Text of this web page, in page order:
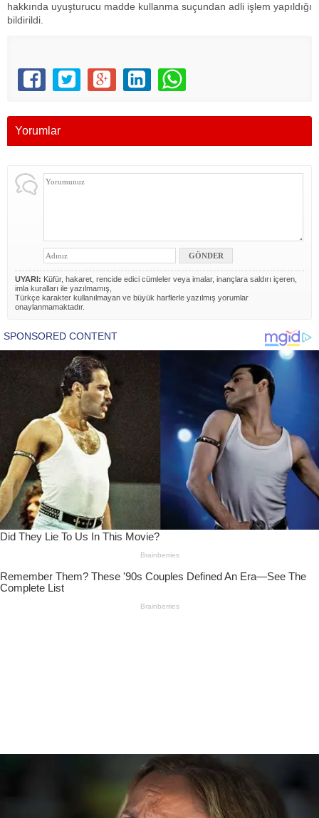
hakkında uyuşturucu madde kullanma suçundan adli işlem yapıldığı
bildirildi.
Yorumlar
UYARI: Küfür, hakaret, rencide edici cümleler veya imalar, inançlara saldırı içeren,
imla kuralları ile yazılmamış,
Türkçe karakter kullanılmayan ve büyük harflerle yazılmış yorumlar
onaylanmamaktadır.